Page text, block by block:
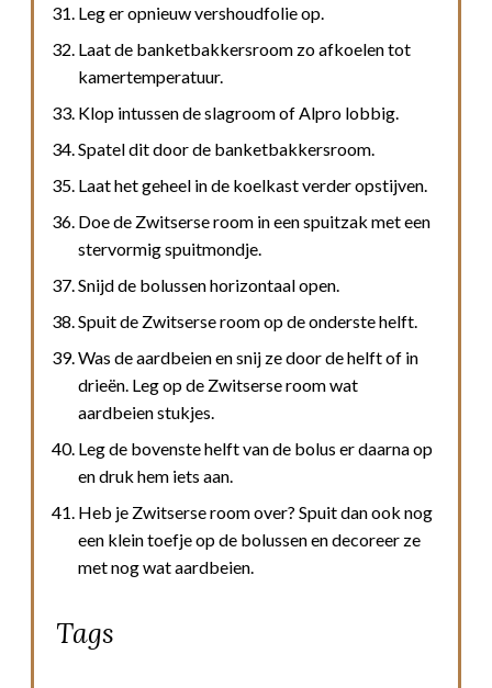
Leg er opnieuw vershoudfolie op.
Laat de banketbakkersroom zo afkoelen tot
kamertemperatuur.
Klop intussen de slagroom of Alpro lobbig.
Spatel dit door de banketbakkersroom.
Laat het geheel in de koelkast verder opstijven.
Doe de Zwitserse room in een spuitzak met een
stervormig spuitmondje.
Snijd de bolussen horizontaal open.
Spuit de Zwitserse room op de onderste helft.
Was de aardbeien en snij ze door de helft of in
drieën. Leg op de Zwitserse room wat
aardbeien stukjes.
Leg de bovenste helft van de bolus er daarna op
en druk hem iets aan.
Heb je Zwitserse room over? Spuit dan ook nog
een klein toefje op de bolussen en decoreer ze
met nog wat aardbeien.
Tags